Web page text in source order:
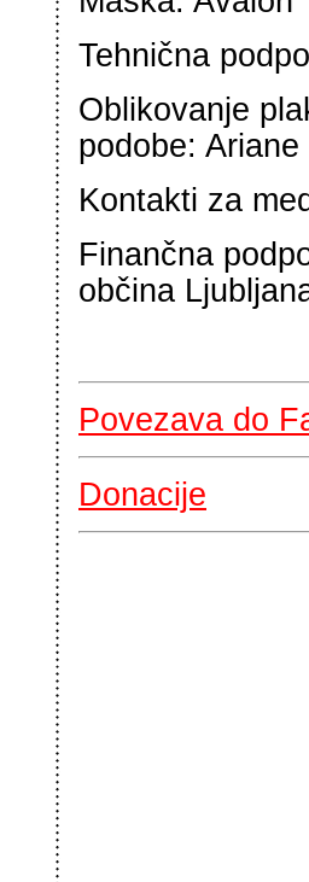
Tehnična
Oblikovanje
podobe:
Kontakti za
Finančna
občina
Povezava do
Donacije